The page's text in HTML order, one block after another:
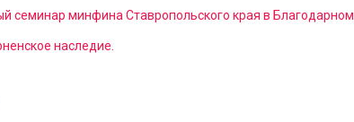
семинар минфина Ставропольского края в Благодарном
наследие.